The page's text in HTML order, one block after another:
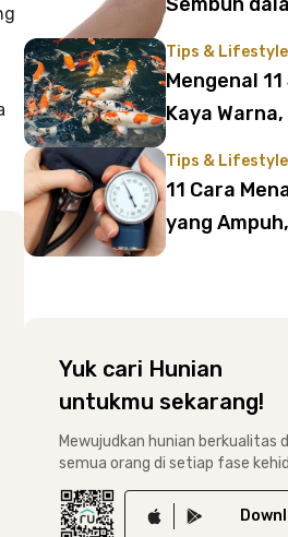
Tips & Lifestyle
Mengenal
Kaya
Tips & Lifestyle
11 Cara
yang
Yuk cari Hunian
untukmu sekarang!
Mewujudkan hunian berkualitas
semua orang di setiap fase